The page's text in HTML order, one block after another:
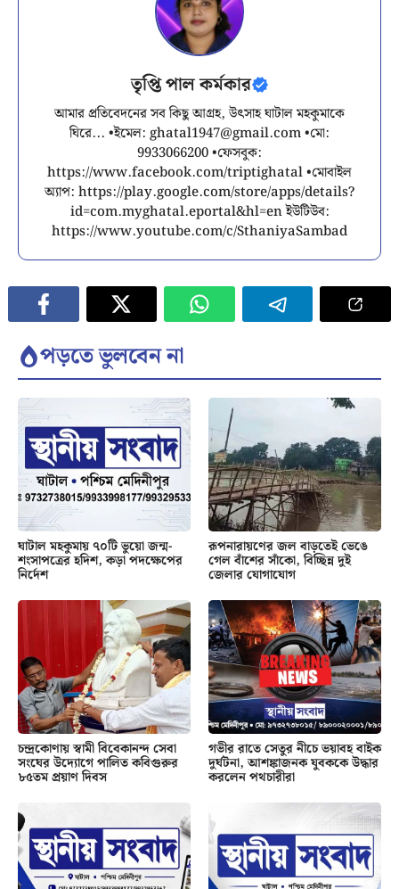
তৃপ্তি পাল কর্মকার
আমার প্রতিবেদনের সব কিছু আগ্রহ, উৎসাহ ঘাটাল মহকুমাকে
ঘিরে... •ইমেল: ghatal1947@gmail.com•মো:
9933066200 •ফেসবুক:
https://www.facebook.com/triptighatal •মোবাইল
অ্যাপ: https://play.google.com/store/apps/details?
id=com.myghatal.eportal&hl=en ইউটিউব:
https://www.youtube.com/c/SthaniyaSambad
পড়তে ভুলবেন না
ঘাটাল মহকুমায় ৭০টি ভুয়ো জন্ম-
শংসাপত্রের হদিশ, কড়া পদক্ষেপের
নির্দেশ
রূপনারায়ণের জল বাড়তেই ভেঙে
গেল বাঁশের সাঁকো, বিচ্ছিন্ন দুই
জেলার যোগাযোগ
চন্দ্রকোণায় স্বামী বিবেকানন্দ সেবা
সংঘের উদ্যোগে পালিত কবিগুরুর
৮৫তম প্রয়াণ দিবস
গভীর রাতে সেতুর নীচে ভয়াবহ বাইক
দুর্ঘটনা, আশঙ্কাজনক যুবককে উদ্ধার
করলেন পথচারীরা